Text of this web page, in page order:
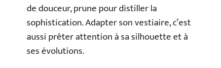
de douceur, prune pour distiller la
sophistication. Adapter son vestiaire, c’est
aussi prêter attention à sa silhouette et à
ses évolutions.